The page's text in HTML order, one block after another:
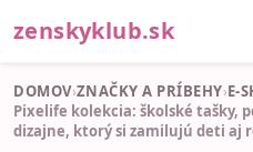
zenskyklub.sk
DOMOV›ZNAČKY A PRÍBEHY›E-
Pixelife kolekcia: školské tašky,
dizajne, ktorý si zamilujú deti aj